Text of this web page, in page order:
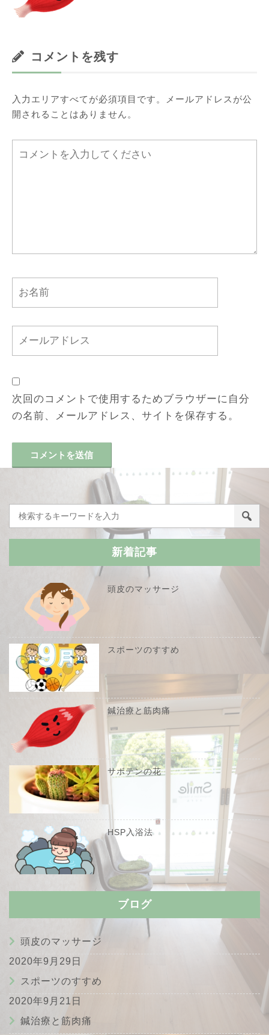
コメントを残す
入力エリアすべてが必須項目です。メールアドレスが公
開されることはありません。
次回のコメントで使用するためブラウザーに自分
の名前、メールアドレス、サイトを保存する。
新着記事
頭皮のマッサージ
スポーツのすすめ
鍼治療と筋肉痛
サボテンの花
HSP入浴法
ブログ
頭皮のマッサージ
2020年9月29日
スポーツのすすめ
2020年9月21日
鍼治療と筋肉痛